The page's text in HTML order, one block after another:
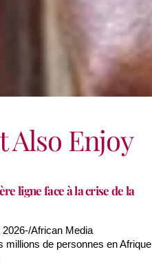
Also Enjoy
ligne face à la crise de la
African Media
millions de personnes en Afrique